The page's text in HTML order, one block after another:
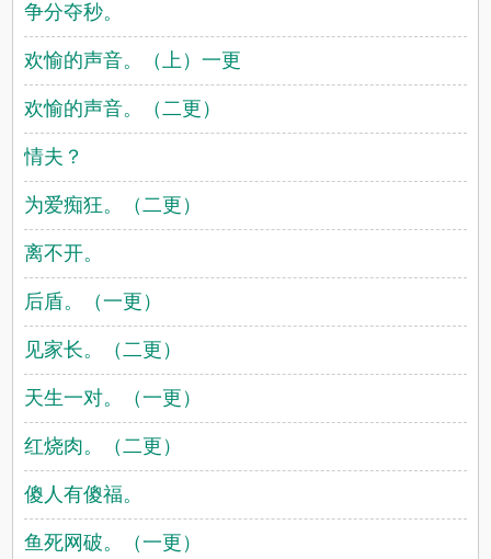
争分夺秒。
欢愉的声音。（上）一更
欢愉的声音。（二更）
情夫？
为爱痴狂。（二更）
离不开。
后盾。（一更）
见家长。（二更）
天生一对。（一更）
红烧肉。（二更）
傻人有傻福。
鱼死网破。（一更）